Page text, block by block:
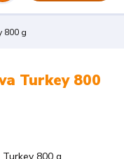
800 g
Turkey 800